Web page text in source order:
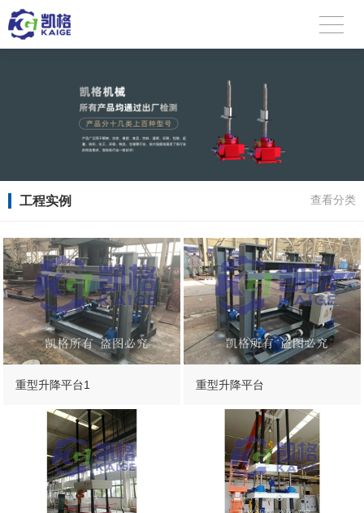
工程实例 查看分类
重型升降平台1 重型升降平台